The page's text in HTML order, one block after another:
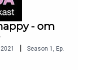
- om
| Season 1 , Ep.